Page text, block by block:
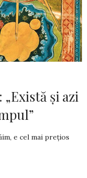
„Există și azi
e cel mai prețios